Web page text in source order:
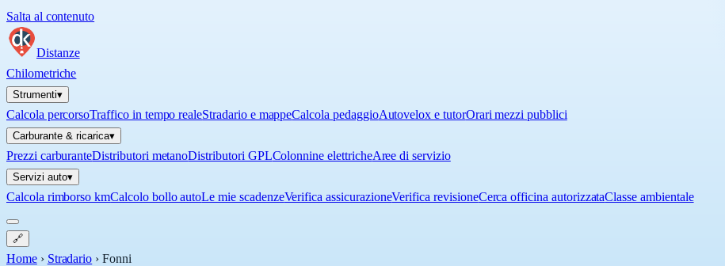
Salta al contenuto
Distanze
Chilometriche
Strumenti▾
Calcola percorsoTraffico in tempo realeStradario e mappeCalcola pedaggioAutovelox e tutorOrari mezzi pubblici
Carburante & ricarica▾
Prezzi carburanteDistributori metanoDistributori GPLColonnine elettricheAree di servizio
Servizi auto▾
Calcola rimborso kmCalcolo bollo autoLe mie scadenzeVerifica assicurazioneVerifica revisioneCerca officina autorizzataClasse ambientale
🔗
Home › Stradario ›Fonni